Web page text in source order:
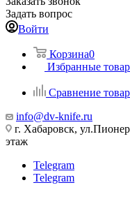
Задать вопрос
Войти
Корзина0
Избранные
Сравнение
info@dv-knife.ru
г. Хабаровск,
этаж
Telegram
Telegram